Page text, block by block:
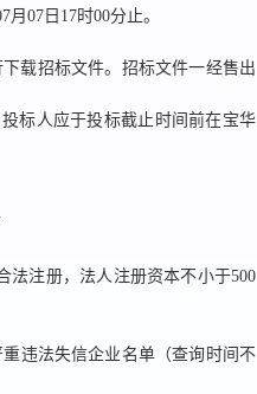
月07日17时00分止。
下载招标文件。招标文件一经售出
投标人应于投标截止时间前在宝华
法注册，法人注册资本不小于500
重违法失信企业名单（查询时间不